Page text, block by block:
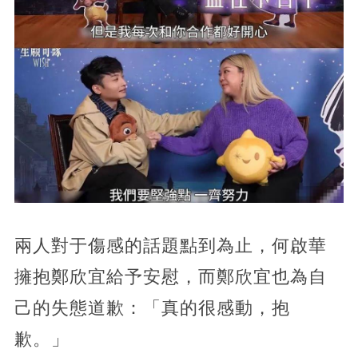
兩人對于傷感的話題點到為止，何啟華
擁抱鄭欣宜給予安慰，而鄭欣宜也為自
己的失態道歉：「真的很感動，抱
歉。」